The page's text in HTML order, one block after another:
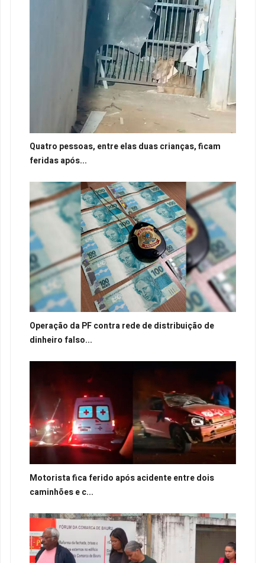
Quatro pessoas, entre elas duas crianças, ficam
feridas após...
Operação da PF contra rede de distribuição de
dinheiro falso...
Motorista fica ferido após acidente entre dois
caminhões e c...